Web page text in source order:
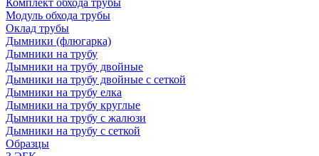
Комплект обхода трубы
Модуль обхода трубы
Оклад трубы
Дымники (флюгарка)
Дымники на трубу
Дымники на трубу двoйные
Дымники на трубу двoйные с сеткой
Дымники на трубу елка
Дымники на трубу круглые
Дымники на трубу с жалюзи
Дымники на трубу с сеткой
Образцы